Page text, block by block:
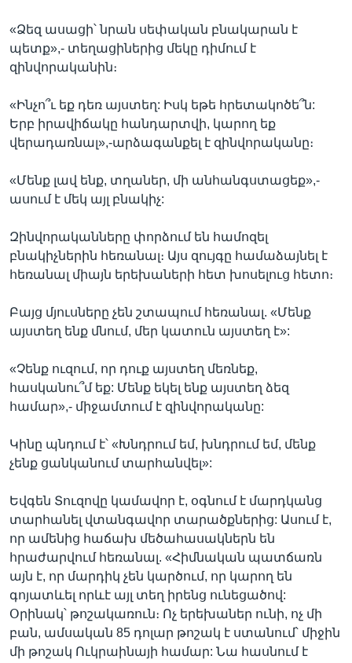
Auto 240p 360p
720p 1080p
360p
«Ձեզ ասացի՝ նրան սեփական բնակարան է
պետք»,- տեղացիներից մեկը դիմում է
զինվորականին։
«Ինչո՞ւ եք դեռ այստեղ: Իսկ եթե հրետակոծե՞ն:
Երբ իրավիճակը հանդարտվի, կարող եք
վերադառնալ»,-արձագանքել է զինվորականը։
«Մենք լավ ենք, տղաներ, մի անհանգստացեք»,-
ասում է մեկ այլ բնակիչ:
Զինվորականները փորձում են համոզել
բնակիչներին հեռանալ։ Այս զույգը համաձայնել է
հեռանալ միայն երեխաների հետ խոսելուց հետո։
Բայց մյուսները չեն շտապում հեռանալ. «Մենք
այստեղ ենք մնում, մեր կատուն այստեղ է»:
«Չենք ուզում, որ դուք այստեղ մեռնեք,
հասկանու՞մ եք: Մենք եկել ենք այստեղ ձեզ
համար»,- միջամտում է զինվորականը:
Կինը պնդում է՝ «Խնդրում եմ, խնդրում եմ, մենք
չենք ցանկանում տարհանվել»:
Եվգեն Տուզովը կամավոր է, օգնում է մարդկանց
տարհանել վտանգավոր տարածքներից: Ասում է,
որ ամենից հաճախ մեծահասակներն են
հրաժարվում հեռանալ. «Հիմնական պատճառն
այն է, որ մարդիկ չեն կարծում, որ կարող են
գոյատևել որևէ այլ տեղ իրենց ունեցածով:
Օրինակ՝ թոշակառուն։ Ոչ երեխաներ ունի, ոչ մի
բան, ամսական 85 դոլար թոշակ է ստանում՝ միջին
մի թոշակ Ուկրաինայի համար: Նա հասնում է